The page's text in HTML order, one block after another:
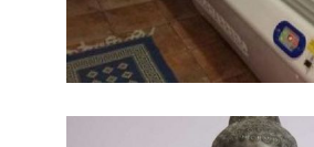
Salón peluquería